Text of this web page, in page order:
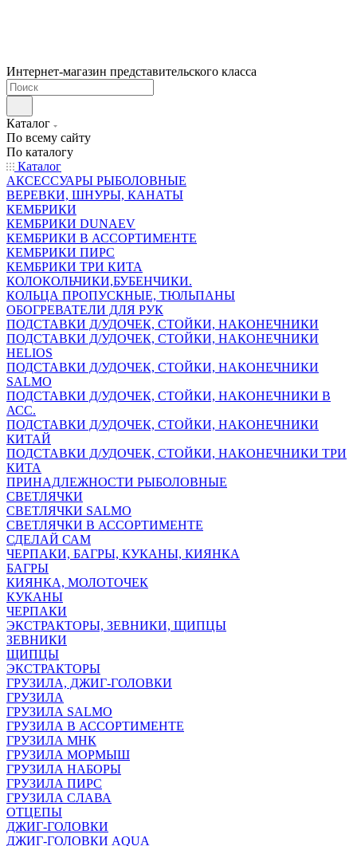
Интернет-магазин представительского класса
Каталог
По всему сайту
По каталогу
Каталог
АКСЕССУАРЫ РЫБОЛОВНЫЕ
ВЕРЕВКИ, ШНУРЫ, КАНАТЫ
КЕМБРИКИ
КЕМБРИКИ DUNAEV
КЕМБРИКИ В АССОРТИМЕНТЕ
КЕМБРИКИ ПИРС
КЕМБРИКИ ТРИ КИТА
КОЛОКОЛЬЧИКИ,БУБЕНЧИКИ.
КОЛЬЦА ПРОПУСКНЫЕ, ТЮЛЬПАНЫ
ОБОГРЕВАТЕЛИ ДЛЯ РУК
ПОДСТАВКИ Д/УДОЧЕК, СТОЙКИ, НАКОНЕЧНИКИ
ПОДСТАВКИ Д/УДОЧЕК, СТОЙКИ, НАКОНЕЧНИКИ
HELIOS
ПОДСТАВКИ Д/УДОЧЕК, СТОЙКИ, НАКОНЕЧНИКИ
SALMO
ПОДСТАВКИ Д/УДОЧЕК, СТОЙКИ, НАКОНЕЧНИКИ В
АСС.
ПОДСТАВКИ Д/УДОЧЕК, СТОЙКИ, НАКОНЕЧНИКИ
КИТАЙ
ПОДСТАВКИ Д/УДОЧЕК, СТОЙКИ, НАКОНЕЧНИКИ ТРИ
КИТА
ПРИНАДЛЕЖНОСТИ РЫБОЛОВНЫЕ
СВЕТЛЯЧКИ
СВЕТЛЯЧКИ SALMO
СВЕТЛЯЧКИ В АССОРТИМЕНТЕ
СДЕЛАЙ САМ
ЧЕРПАКИ, БАГРЫ, КУКАНЫ, КИЯНКА
БАГРЫ
КИЯНКА, МОЛОТОЧЕК
КУКАНЫ
ЧЕРПАКИ
ЭКСТРАКТОРЫ, ЗЕВНИКИ, ЩИПЦЫ
ЗЕВНИКИ
ЩИПЦЫ
ЭКСТРАКТОРЫ
ГРУЗИЛА, ДЖИГ-ГОЛОВКИ
ГРУЗИЛА
ГРУЗИЛА SALMO
ГРУЗИЛА В АССОРТИМЕНТЕ
ГРУЗИЛА МНК
ГРУЗИЛА МОРМЫШ
ГРУЗИЛА НАБОРЫ
ГРУЗИЛА ПИРС
ГРУЗИЛА СЛАВА
ОТЦЕПЫ
ДЖИГ-ГОЛОВКИ
ДЖИГ-ГОЛОВКИ AQUA